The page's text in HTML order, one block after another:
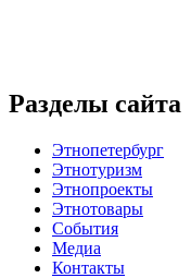
Разделы сайта
Этнопетербург
Этнотуризм
Этнопроекты
Этнотовары
События
Медиа
Контакты